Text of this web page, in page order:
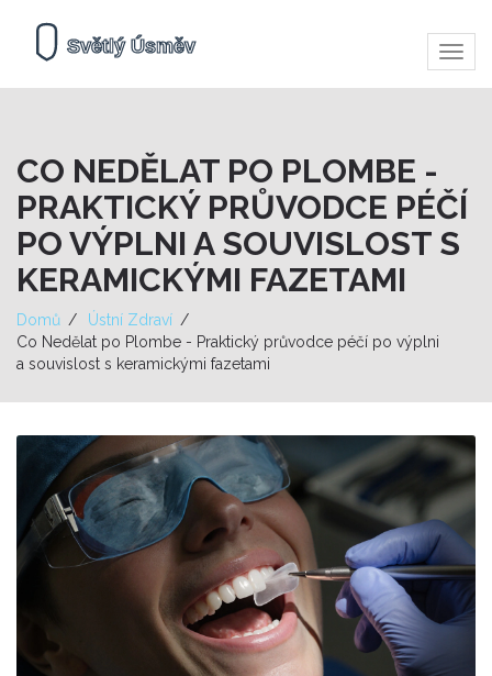
CO NEDĚLAT PO PLOMBE -
PRAKTICKÝ PRŮVODCE PÉČÍ
PO VÝPLNI A SOUVISLOST S
KERAMICKÝMI FAZETAMI
Domů
Ústní Zdraví
Co Nedělat po Plombe - Praktický průvodce péčí po výplni
a souvislost s keramickými fazetami